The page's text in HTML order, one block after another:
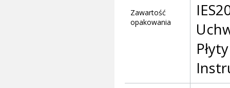
Zawartość
opakowania